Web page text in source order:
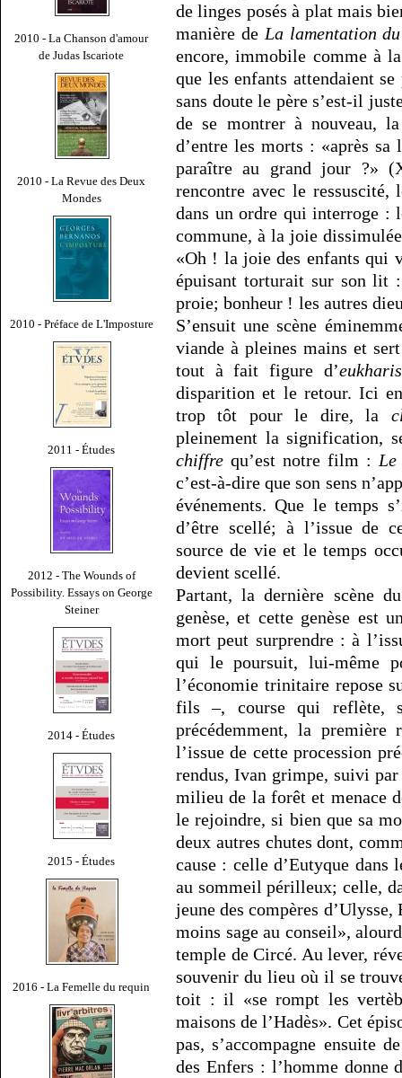
2010 - La Chanson d'amour
de Judas Iscariote
2010 - La Revue des Deux
Mondes
2010 - Préface de L'Imposture
2011 - Études
2012 - The Wounds of
Possibility. Essays on George
Steiner
2014 - Études
2015 - Études
2016 - La Femelle du requin
de linges posés à plat mais
manière de La lamentation
encore, immobile comme à
que les enfants attendaient
sans doute le père s’est-il
de se montrer à nouveau,
d’entre les morts : «après sa
paraître au grand jour ?»
rencontre avec le ressuscité,
dans un ordre qui interroge
commune, à la joie
«Oh ! la joie des enfants qui
épuisant torturait sur son lit
proie; bonheur ! les autres
S’ensuit une scène
viande à pleines mains et
tout à fait figure d’
disparition et le retour. Ici
trop tôt pour le dire, la
pleinement la signification,
chiffre qu’est notre film : Le
c’est-à-dire que son sens
événements. Que le temps
d’être scellé; à l’issue de
source de vie et le temps
devient scellé.
Partant, la dernière scène
genèse, et cette genèse est
mort peut surprendre : à
qui le poursuit, lui-même
l’économie trinitaire repose
fils –, course qui reflète,
précédemment, la
l’issue de cette procession
rendus, Ivan grimpe, suivi
milieu de la forêt et menace
le rejoindre, si bien que sa
deux autres chutes dont,
cause : celle d’Eutyque dans
au sommeil périlleux; celle,
jeune des compères
moins sage au conseil»,
temple de Circé. Au lever,
souvenir du lieu où il se
toit : il «se rompt les
maisons de l’Hadès». Cet
pas, s’accompagne ensuite
des Enfers : l’homme donne